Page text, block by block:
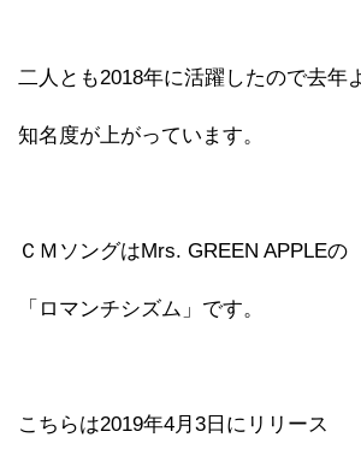
二人とも2018年に活躍したので去年
知名度が上がっています。
ＣＭソングはMrs. GREEN APPLEの
「ロマンチシズム」です。
こちらは2019年4月3日にリリース